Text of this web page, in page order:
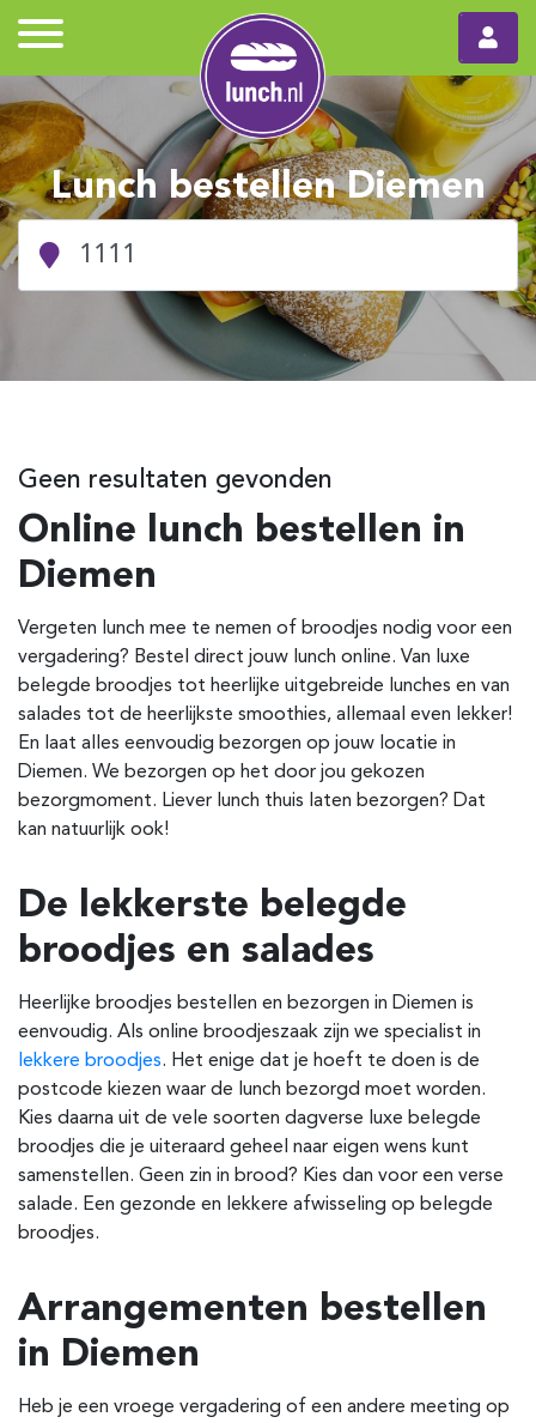
Lunch bestellen Diemen
Geen resultaten gevonden
Online lunch bestellen in
Diemen
Vergeten lunch mee te nemen of broodjes nodig voor een
vergadering? Bestel direct jouw lunch online. Van luxe
belegde broodjes tot heerlijke uitgebreide lunches en van
salades tot de heerlijkste smoothies, allemaal even lekker!
En laat alles eenvoudig bezorgen op jouw locatie in
Diemen. We bezorgen op het door jou gekozen
bezorgmoment. Liever lunch thuis laten bezorgen? Dat
kan natuurlijk ook!
De lekkerste belegde
broodjes en salades
Heerlijke broodjes bestellen en bezorgen in Diemen is
eenvoudig. Als online broodjeszaak zijn we specialist in
lekkere broodjes. Het enige dat je hoeft te doen is de
postcode kiezen waar de lunch bezorgd moet worden.
Kies daarna uit de vele soorten dagverse luxe belegde
broodjes die je uiteraard geheel naar eigen wens kunt
samenstellen. Geen zin in brood? Kies dan voor een verse
salade. Een gezonde en lekkere afwisseling op belegde
broodjes.
Arrangementen bestellen
in Diemen
Heb je een vroege vergadering of een andere meeting op